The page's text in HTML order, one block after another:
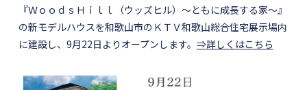
『ＷｏｏｄｓＨｉｌｌ（ウッズヒル）～ともに成長する家～』
の新モデルハウスを和歌山市のＫＴＶ和歌山総合住宅展示場内
に建設し、9月22日よりオープンします。 ⇒詳しくはこちら